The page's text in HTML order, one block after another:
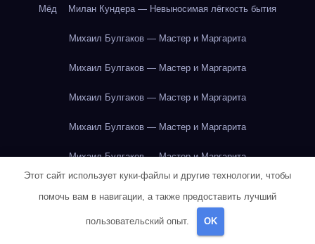
Мёд Милан Кундера — Невыносимая лёгкость бытия
Михаил Булгаков — Мастер и Маргарита
Михаил Булгаков — Мастер и Маргарита
Михаил Булгаков — Мастер и Маргарита
Михаил Булгаков — Мастер и Маргарита
Михаил Булгаков — Мастер и Маргарита
Михаил Булгаков — Мастер и Маргарита
Этот сайт использует куки-файлы и другие технологии, чтобы
помочь вам в навигации, а также предоставить лучший
пользовательский опыт. OK